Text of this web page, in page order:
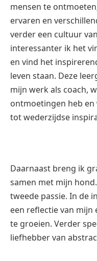
mensen te
ervaren en
verder een cultuur
interessanter ik het
en vind het
leven staan. Deze
mijn werk als coach,
ontmoetingen heb
tot wederzijdse
Daarnaast breng ik
samen met mijn
tweede passie. In de
een reflectie van mijn
te groeien. Verder
liefhebber van